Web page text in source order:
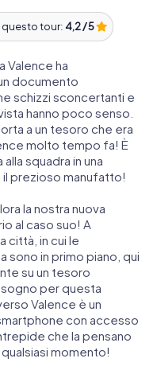
questo tour: 4,2 / 5
Valence ha
documento
schizzi sconcertanti e
hanno poco senso.
a un tesoro che era
molto tempo fa! È
squadra in una
il prezioso manufatto!
la nostra nuova
al caso suo! A
città, in cui le
sono in primo piano, qui
su un tesoro
per questa
Valence è un
con accesso
che la pensano
momento!